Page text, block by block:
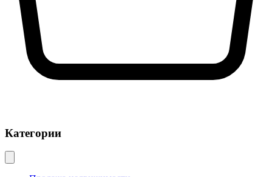
Категории